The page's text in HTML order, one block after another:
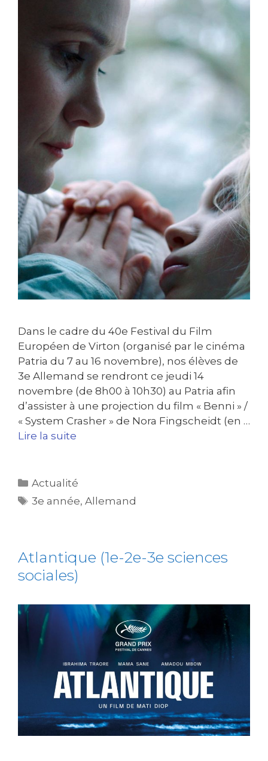
Dans le cadre du 40e Festival du Film
Européen de Virton (organisé par le cinéma
Patria du 7 au 16 novembre), nos élèves de
3e Allemand se rendront ce jeudi 14
novembre (de 8h00 à 10h30) au Patria afin
d’assister à une projection du film « Benni » /
« System Crasher » de Nora Fingscheidt (en …
Lire la suite
Actualité
3e année,Allemand
Atlantique (1e-2e-3e sciences
sociales)